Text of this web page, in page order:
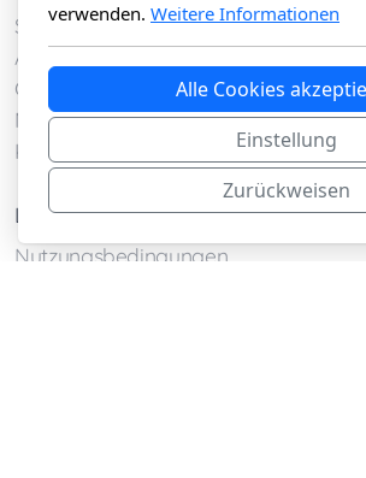
Startseite
Administration and Security
Galerie
Musik
Kontakt
Legal
Nutzungsbedingungen
verwenden. Weitere Informationen
Alle Cookies
Einstellung
Zurückweisen